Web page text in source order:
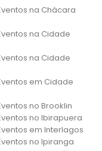
na Chácara
na Cidade
na Cidade
em Cidade
no Brooklin
no Ibirapuera
em Interlagos
no Ipiranga